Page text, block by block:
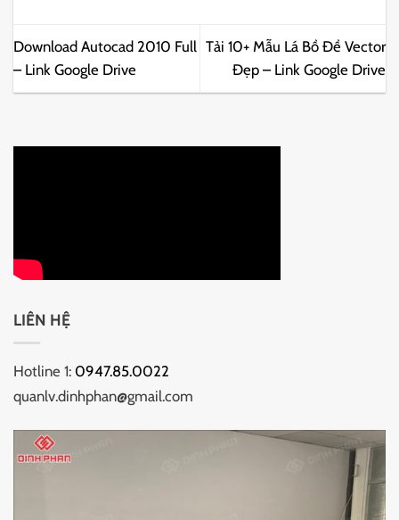
Download Autocad 2010 Full
– Link Google Drive
Tải 10+ Mẫu Lá Bồ Đề Vector
Đẹp – Link Google Drive
LIÊN HỆ
Hotline 1: 0947.85.0022
quanlv.dinhphan@gmail.com